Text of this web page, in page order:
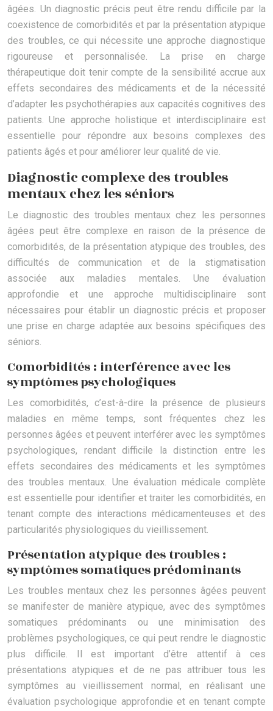
âgées. Un diagnostic précis peut être rendu difficile par la
coexistence de comorbidités et par la présentation atypique
des troubles, ce qui nécessite une approche diagnostique
rigoureuse et personnalisée. La prise en charge
thérapeutique doit tenir compte de la sensibilité accrue aux
effets secondaires des médicaments et de la nécessité
d’adapter les psychothérapies aux capacités cognitives des
patients. Une approche holistique et interdisciplinaire est
essentielle pour répondre aux besoins complexes des
patients âgés et pour améliorer leur qualité de vie.
Diagnostic complexe des troubles
mentaux chez les séniors
Le diagnostic des troubles mentaux chez les personnes
âgées peut être complexe en raison de la présence de
comorbidités, de la présentation atypique des troubles, des
difficultés de communication et de la stigmatisation
associée aux maladies mentales. Une évaluation
approfondie et une approche multidisciplinaire sont
nécessaires pour établir un diagnostic précis et proposer
une prise en charge adaptée aux besoins spécifiques des
séniors.
Comorbidités : interférence avec les
symptômes psychologiques
Les comorbidités, c’est-à-dire la présence de plusieurs
maladies en même temps, sont fréquentes chez les
personnes âgées et peuvent interférer avec les symptômes
psychologiques, rendant difficile la distinction entre les
effets secondaires des médicaments et les symptômes
des troubles mentaux. Une évaluation médicale complète
est essentielle pour identifier et traiter les comorbidités, en
tenant compte des interactions médicamenteuses et des
particularités physiologiques du vieillissement.
Présentation atypique des troubles :
symptômes somatiques prédominants
Les troubles mentaux chez les personnes âgées peuvent
se manifester de manière atypique, avec des symptômes
somatiques prédominants ou une minimisation des
problèmes psychologiques, ce qui peut rendre le diagnostic
plus difficile. Il est important d’être attentif à ces
présentations atypiques et de ne pas attribuer tous les
symptômes au vieillissement normal, en réalisant une
évaluation psychologique approfondie et en tenant compte